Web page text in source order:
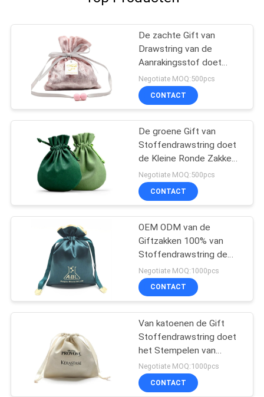
De zachte Gift van
Drawstring van de
Aanrakingsstof doet
Hoogte in zakken - het
Materiaal van het
kwaliteitsfluweel met
Negotiate MOQ:500pcs
CONTACT
De groene Gift van
Stoffendrawstring doet
de Kleine Ronde Zakken
van Fluweeljuwelen in
zakken
Negotiate MOQ:500pcs
CONTACT
OEM ODM van de
Giftzakken 100% van
Stoffendrawstring de
Zak van de
Zijdedrawstring
Negotiate MOQ:1000pcs
CONTACT
Van katoenen de Gift
Stoffendrawstring doet
het Stempelen van
Foiling van het
Suikergoedgebruik
Oppervlakte in zakken
Negotiate MOQ:1000pcs
CONTACT